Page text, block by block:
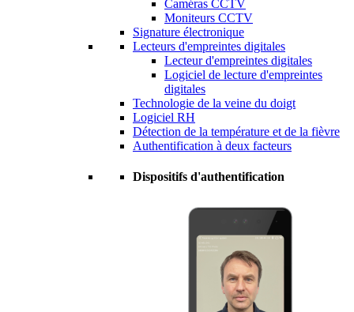
Caméras CCTV
Moniteurs CCTV
Signature électronique
Lecteurs d'empreintes digitales
Lecteur d'empreintes digitales
Logiciel de lecture d'empreintes
digitales
Technologie de la veine du doigt
Logiciel RH
Détection de la température et de la fièvre
Authentification à deux facteurs
Dispositifs d'authentification